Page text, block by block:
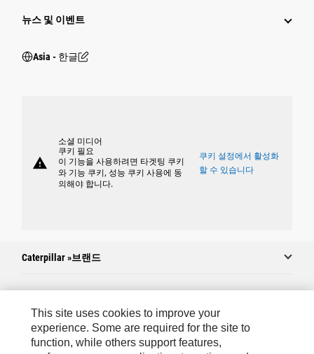
뉴스 및 이벤트
Asia - 한글
warning
소셜 미디어
쿠키 필요
이 기능을 사용하려면 타겟팅 쿠키
와 기능 쿠키, 성능 쿠키 사용에 동
의해야 합니다.
쿠키 설정에서 활성화
할 수 있습니다
Caterpillar »브랜드
Caterpillar.com
Caterpillar에 문의
This site uses cookies to improve your
experience. Some are required for the site to
function, while others support features,